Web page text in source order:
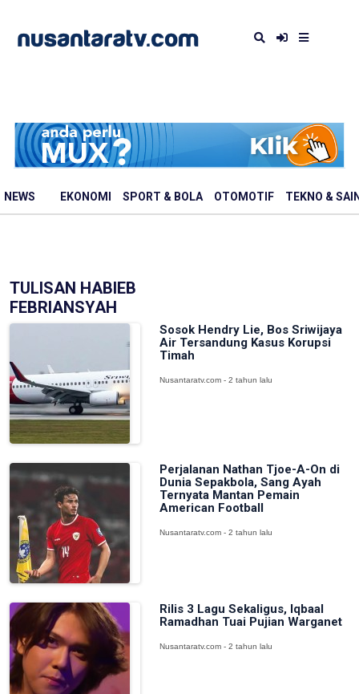
NEWS EKONOMI SPORT & BOLA OTOMOTIF TEKNO &
TULISAN HABIEB
FEBRIANSYAH
Sosok Hendry Lie, Bos Sriwijaya
Air Tersandung Kasus Korupsi
Timah
Nusantaratv.com - 2 tahun lalu
Perjalanan Nathan Tjoe-A-On di
Dunia Sepakbola, Sang Ayah
Ternyata Mantan Pemain
American Football
Nusantaratv.com - 2 tahun lalu
Rilis 3 Lagu Sekaligus, Iqbaal
Ramadhan Tuai Pujian Warganet
Nusantaratv.com - 2 tahun lalu